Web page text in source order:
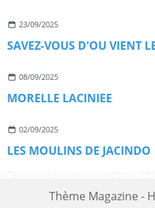
23/09/2025
SAVEZ-VOUS D'OU VIENT
08/09/2025
MORELLE LACINIEE
02/09/2025
LES MOULINS DE JACINDO
Thème Magazine -